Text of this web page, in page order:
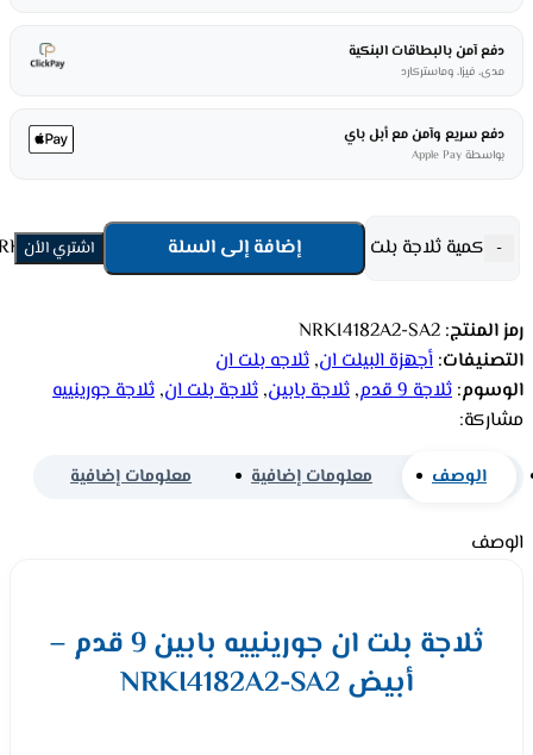
دفع آمن بالبطاقات البنكية
مدى، فيزا، وماستركارد
دفع سريع وآمن مع أبل باي
بواسطة Apple Pay
- كمية ثلاجة بلت ان جورينييه بابين 9 قدم - أبيض NRKI4182A2-SA2إضافة إلى السلة اشتري الأن
رمز المنتج: NRKI4182A2-SA2
التصنيفات: أجهزة البيلت ان, ثلاجه بلت ان
الوسوم: ثلاجة 9 قدم , ثلاجة بابين, ثلاجة بلت ان, ثلاجة جورينييه
مشاركة:
الوصف معلومات إضافية معلومات إضافية
الوصف
ثلاجة بلت ان جورينييه بابين 9 قدم –
أبيض NRKI4182A2-SA2